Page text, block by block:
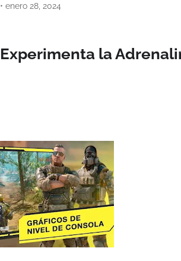
• enero 28, 2024
Experimenta la